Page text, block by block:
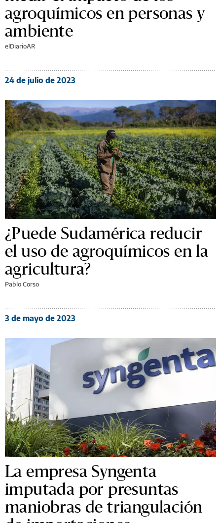
agroquímicos en personas y
ambiente
elDiarioAR
24 de julio de 2023
¿Puede Sudamérica reducir
el uso de agroquímicos en la
agricultura?
Pablo Corso
3 de mayo de 2023
La empresa Syngenta
imputada por presuntas
maniobras de triangulación